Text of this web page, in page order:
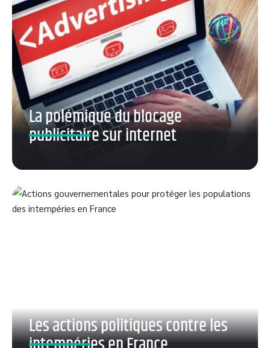
La polémique du blocage
publicitaire sur internet
Les actions politiques contre les